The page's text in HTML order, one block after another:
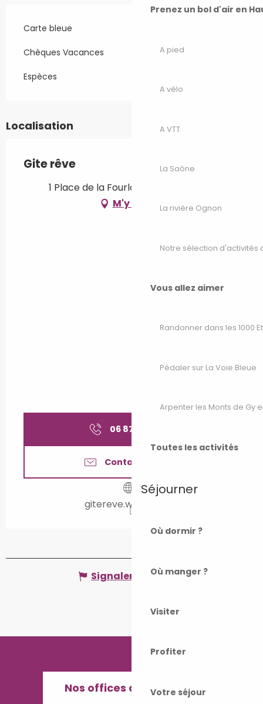
Prenez un bol d'air en
A pied
A vélo
A VTT
La Saône
La rivière Ognon
Notre sélection d'activités
Vous allez aimer
Randonner dans les 1000
Pédaler sur La Voie Bleue
Arpenter les Monts de Gy
Toutes les activités
Séjourner
Où dormir ?
Où manger ?
Visiter
Profiter
Votre séjour
Carte bleue
Chèques Vacances
Espèces
Localisation
Gite rêve
1 Place de la Fourlotte, 70130 Seveux
M'y rendre
06 87 09 67
Contactez-nous
gitereve.wixsite.com
Signaler une erreur
Nos offices de Tourisme